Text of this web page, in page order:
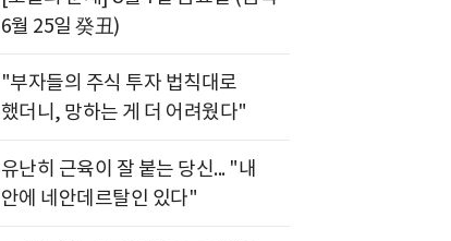
6월 25일 癸丑)
"부자들의 주식 투자 법칙대로
했더니, 망하는 게 더 어려웠다"
유난히 근육이 잘 붙는 당신... "내
안에 네안데르탈인 있다"